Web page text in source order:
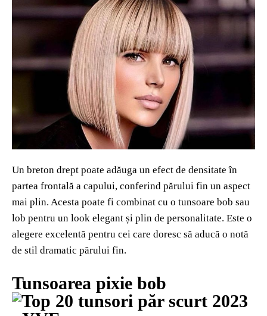
Un breton drept poate adăuga un efect de densitate în
partea frontală a capului, conferind părului fin un aspect
mai plin. Acesta poate fi combinat cu o tunsoare bob sau
lob pentru un look elegant și plin de personalitate. Este o
alegere excelentă pentru cei care doresc să aducă o notă
de stil dramatic părului fin.
Tunsoarea pixie bob